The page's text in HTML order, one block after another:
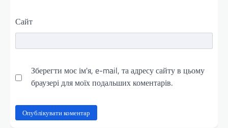
Сайт
Зберегти моє ім'я, e-mail, та адресу сайту в цьому
браузері для моїх подальших коментарів.